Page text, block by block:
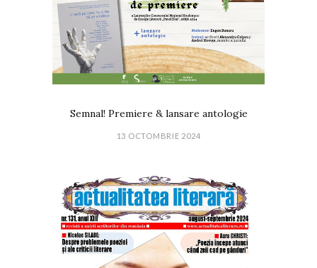
Semnal! Premiere & lansare antologie
13 OCTOMBRIE 2024